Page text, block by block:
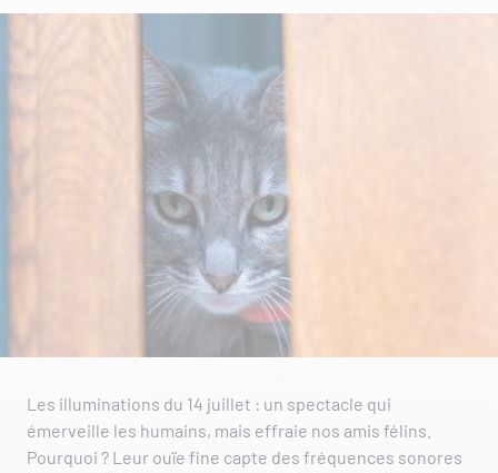
Les illuminations du 14 juillet : un spectacle qui
émerveille les humains, mais effraie nos amis félins.
Pourquoi ? Leur ouïe fine capte des fréquences sonores